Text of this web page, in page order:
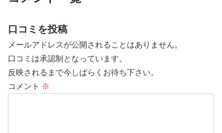
口コミを投稿
メールアドレスが公開されることはありません。
口コミは承認制となっています。
反映されるまで今しばらくお待ち下さい。
コメント ※